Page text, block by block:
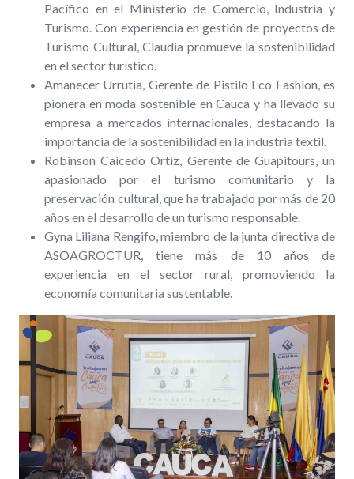
Pacífico en el Ministerio de Comercio, Industria y
Turismo. Con experiencia en gestión de proyectos de
Turismo Cultural, Claudia promueve la sostenibilidad
en el sector turístico.
Amanecer Urrutia, Gerente de Pistilo Eco Fashion, es
pionera en moda sostenible en Cauca y ha llevado su
empresa a mercados internacionales, destacando la
importancia de la sostenibilidad en la industria textil.
Robinson Caicedo Ortiz, Gerente de Guapitours, un
apasionado por el turismo comunitario y la
preservación cultural, que ha trabajado por más de 20
años en el desarrollo de un turismo responsable.
Gyna Liliana Rengifo, miembro de la junta directiva de
ASOAGROCTUR, tiene más de 10 años de
experiencia en el sector rural, promoviendo la
economía comunitaria sustentable.